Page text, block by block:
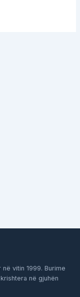
vitin 1999. Burime
në gjuhën